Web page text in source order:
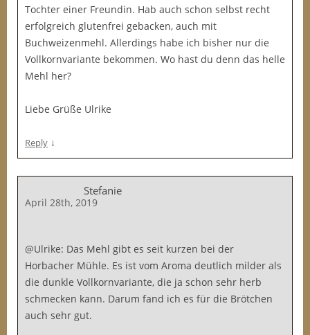
Tochter einer Freundin. Hab auch schon selbst recht
erfolgreich glutenfrei gebacken, auch mit
Buchweizenmehl. Allerdings habe ich bisher nur die
Vollkornvariante bekommen. Wo hast du denn das helle
Mehl her?
Liebe Grüße Ulrike
Reply ↓
Stefanie
April 28th, 2019
@Ulrike: Das Mehl gibt es seit kurzen bei der
Horbacher Mühle. Es ist vom Aroma deutlich milder als
die dunkle Vollkornvariante, die ja schon sehr herb
schmecken kann. Darum fand ich es für die Brötchen
auch sehr gut.